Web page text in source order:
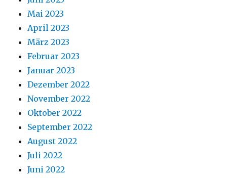
Mai 2023
April 2023
März 2023
Februar 2023
Januar 2023
Dezember 2022
November 2022
Oktober 2022
September 2022
August 2022
Juli 2022
Juni 2022